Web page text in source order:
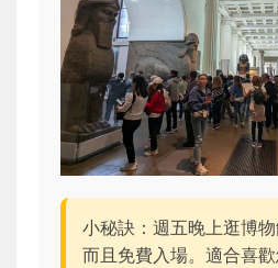
小秘訣：週五晚上逛博物
而且免費入場。適合喜歡